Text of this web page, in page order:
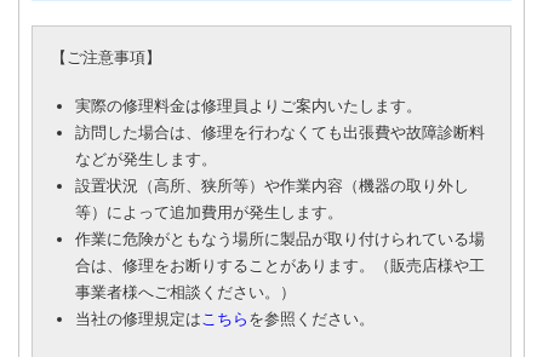
【 ご注意事項】
実際の修理料金は修理員よりご案内いたします。
訪問した場合は、修理を行わなくても出張費や故障診断料
などが発生します。
設置状況（高所、狭所等）や作業内容（機器の取り外し
等）によって追加費用が発生します。
作業に危険がともなう場所に製品が取り付けられている場
合は、修理をお断りすることがあります。（販売店様や工
事業者様へご相談ください。）
当社の修理規定はこちら を参照ください。